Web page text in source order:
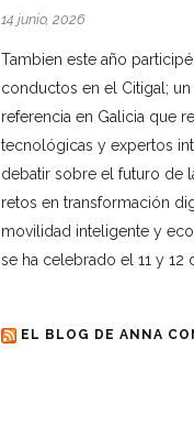
14 junio, 2026
Tambien este año
conductos en el Citigal;
referencia en Galicia que
tecnológicas y expertos
debatir sobre el futuro de
retos en transformación
movilidad inteligente y
se ha celebrado el 11 y 12
EL BLOG DE ANNA